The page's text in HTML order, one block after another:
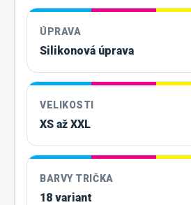
ÚPRAVA
Silikonová úprava
VELIKOSTI
XS až XXL
BARVY TRIČKA
18 variant